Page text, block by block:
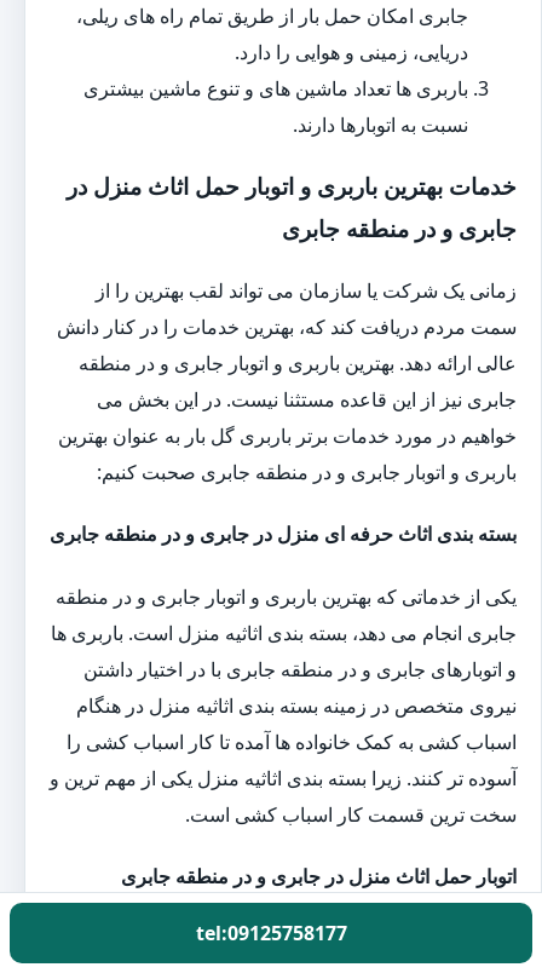
جابری امکان حمل بار از طریق تمام راه های ریلی،
دریایی، زمینی و هوایی را دارد.
باربری ها تعداد ماشین های و تنوع ماشین بیشتری
نسبت به اتوبارها دارند.
خدمات بهترین باربری و اتوبار حمل اثاث منزل در
جابری و در منطقه جابری
زمانی یک شرکت یا سازمان می تواند لقب بهترین را از
سمت مردم دریافت کند که، بهترین خدمات را در کنار دانش
عالی ارائه دهد. بهترین باربری و اتوبار جابری و در منطقه
جابری نیز از این قاعده مستثنا نیست. در این بخش می
خواهیم در مورد خدمات برتر باربری گل بار به عنوان بهترین
باربری و اتوبار جابری و در منطقه جابری صحبت کنیم:
بسته بندی اثاث حرفه ای منزل در جابری و در منطقه جابری
یکی از خدماتی که بهترین باربری و اتوبار جابری و در منطقه
جابری انجام می دهد، بسته بندی اثاثیه منزل است. باربری ها
و اتوبارهای جابری و در منطقه جابری با در اختیار داشتن
نیروی متخصص در زمینه بسته بندی اثاثیه منزل در هنگام
اسباب کشی به کمک خانواده ها آمده تا کار اسباب کشی را
آسوده تر کنند. زیرا بسته بندی اثاثیه منزل یکی از مهم ترین و
سخت ترین قسمت کار اسباب کشی است.
اتوبار حمل اثاث منزل در جابری و در منطقه جابری
کارگران باربری گل بار با در اختیار داشتن بهترین و به
tel:09125758177